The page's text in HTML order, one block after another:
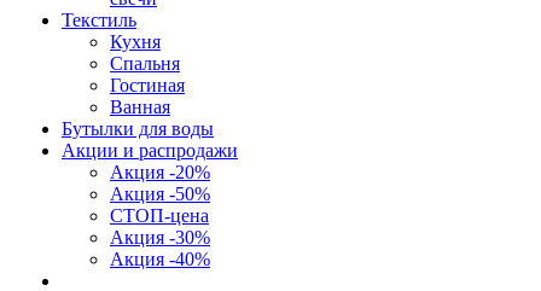
Текстиль
Кухня
Спальня
Гостиная
Ванная
Бутылки для воды
Акции и распродажи
Акция -20%
Акция -50%
СТОП-цена
Акция -30%
Акция -40%